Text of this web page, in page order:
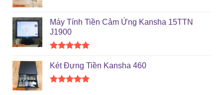
5 sao
Máy Tính Tiền Cảm Ứng Kansha 15TTN
J1900
hạng5.00
5 sao
Két Đựng Tiền Kansha 460